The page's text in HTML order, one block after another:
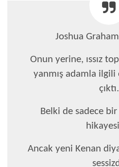
Joshua
Onun yerine, ıssız
yanmış adamla
çıktı.
Belki de sadece
Ancak yeni Kenan